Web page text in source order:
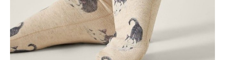
Kurier,darmowa od 99 zł
czas dostawy: 1-2 dni robocze
Paczkomaty InPost 24/7,
darmowa od 50 zł
czas dostawy: 1-2 dni robocze
Odbiór osobistyw sklepie Conte (Łodz)
pn.- czw. 8:00 - 16:00, pt. 8:00 - 14:00